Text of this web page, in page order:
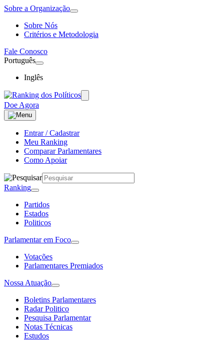
Sobre a Organização
Sobre Nós
Critérios e Metodologia
Fale Conosco
Português
Inglês
Doe Agora
Entrar / Cadastrar
Meu Ranking
Comparar Parlamentares
Como Apoiar
Ranking
Partidos
Estados
Politicos
Parlamentar em Foco
Votações
Parlamentares Premiados
Nossa Atuação
Boletins Parlamentares
Radar Politico
Pesquisa Parlamentar
Notas Técnicas
Estudos